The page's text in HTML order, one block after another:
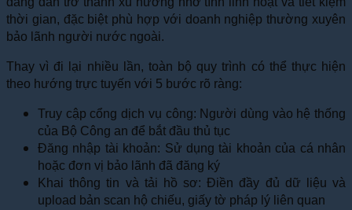
thời gian, đặc biệt phù hợp với doanh nghiệp thường xuyên
bảo lãnh người nước ngoài.
Thay vì đi lại nhiều lần, toàn bộ quy trình có thể thực hiện
theo hướng trực tuyến với 5 bước rõ ràng:
Truy cập cổng dịch vụ công: Người dùng vào hệ thống
của Bộ Công an để bắt đầu thủ tục
Đăng nhập tài khoản: Sử dụng tài khoản của cá nhân
hoặc đơn vị bảo lãnh đã đăng ký
Khai thông tin và tải hồ sơ: Điền đầy đủ dữ liệu và
upload bản scan hộ chiếu, giấy tờ pháp lý liên quan